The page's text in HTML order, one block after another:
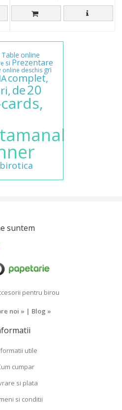
Table online
si Prezentare
online deschis gri
complet,
de20
birotica
suntem
pentru birou
noi » | Blog »
utile
cumpar
si plata
si conditii